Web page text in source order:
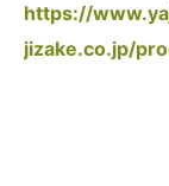
https://
jizake.co.jp/